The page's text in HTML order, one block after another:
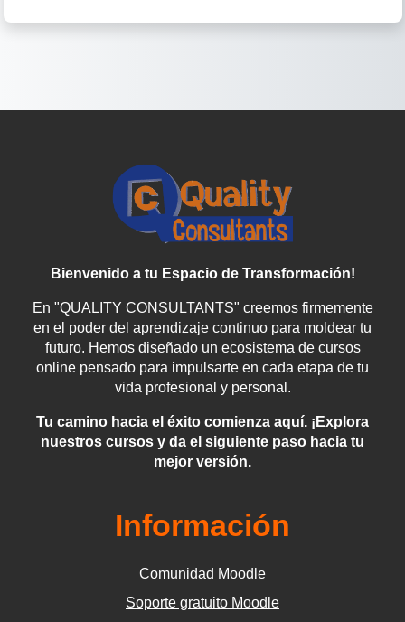
Bienvenido a tu Espacio de Transformación!
En "QUALITY CONSULTANTS" creemos firmemente
en el poder del aprendizaje continuo para moldear tu
futuro. Hemos diseñado un ecosistema de cursos
online pensado para impulsarte en cada etapa de tu
vida profesional y personal.
Tu camino hacia el éxito comienza aquí. ¡Explora
nuestros cursos y da el siguiente paso hacia tu
mejor versión.
Información
Comunidad Moodle
Soporte gratuito Moodle